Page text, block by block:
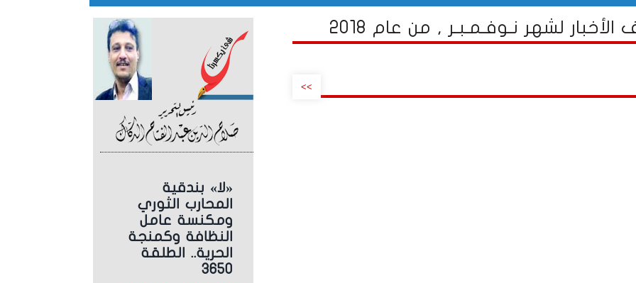
«لا» بندقية
المحارب الثوري
ومكنسة عامل
النظافة وكمنجة
الحرية.. الطلقة
3650
الأخبار لشهر نـوفـمـبـر , من عام 2018
>>